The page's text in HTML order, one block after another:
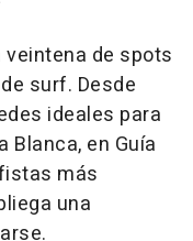
de spots
surf. Desde
ideales para
en Guía
más
una